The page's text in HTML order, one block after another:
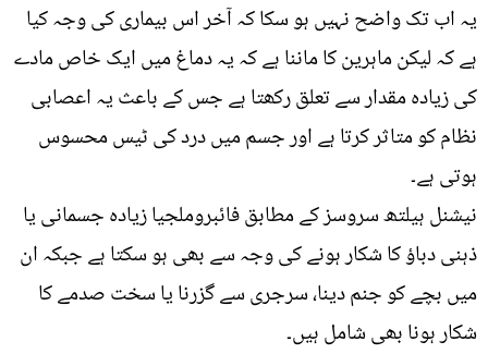
یہ اب تک واضح نہیں ہو سکا کہ آخر اس بیماری کی وجہ کیا
ہے کہ لیکن ماہرین کا ماننا ہے کہ یہ دماغ میں ایک خاص مادے
کی زیادہ مقدار سے تعلق رکھتا ہے جس کے باعث یہ اعصابی
نظام کو متاثر کرتا ہے اور جسم میں درد کی ٹیس محسوس
ہوتی ہے۔
نیشنل ہیلتھ سروسز کے مطابق فائبروملجیا زیادہ جسمانی یا
ذہنی دباؤ کا شکار ہونے کی وجہ سے بھی ہو سکتا ہے جبکہ ان
میں بچے کو جنم دینا، سرجری سے گزرنا یا سخت صدمے کا
شکار ہونا بھی شامل ہیں۔